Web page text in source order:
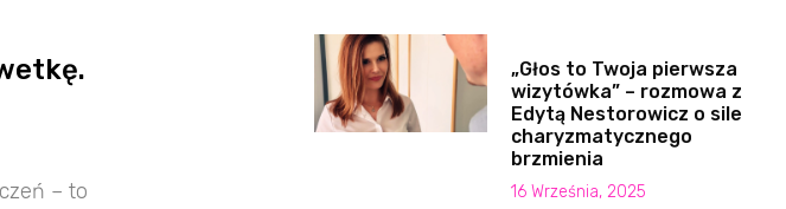
– to
„Głos to Twoja pierwsza
wizytówka” – rozmowa z
Edytą Nestorowicz o sile
charyzmatycznego
brzmienia
16 Września, 2025